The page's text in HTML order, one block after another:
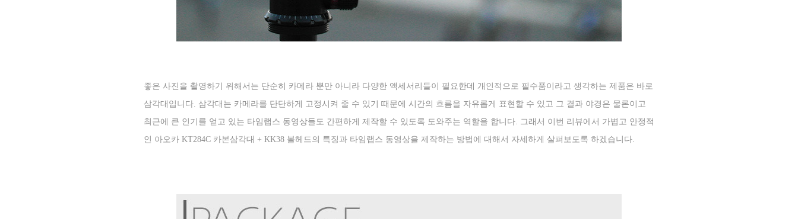
좋은 사진을 촬영하기 위해서는 단순히 카메라 뿐만 아니라 다양한 액세서리들이 필요한데 개인적으로 필수품이라고 생각하는 제품은 바로
삼각대입니다. 삼각대는 카메라를 단단하게 고정시켜 줄 수 있기 때문에 시간의 흐름을 자유롭게 표현할 수 있고 그 결과 야경은 물론이고
최근에 큰 인기를 얻고 있는 타임랩스 동영상들도 간편하게 제작할 수 있도록 도와주는 역할을 합니다. 그래서 이번 리뷰에서 가볍고 안정적
인 아오카 KT284C 카본삼각대 + KK38 볼헤드의 특징과 타임랩스 동영상을 제작하는 방법에 대해서 자세하게 살펴보도록 하겠습니다.